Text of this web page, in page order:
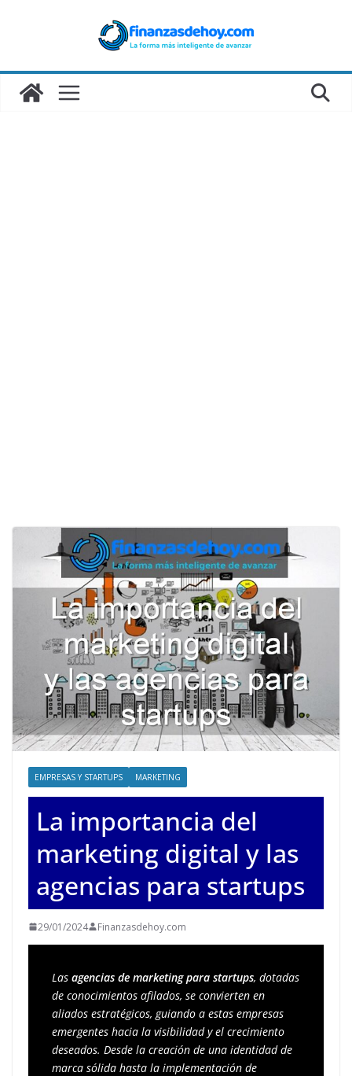
EMPRESAS Y STARTUPS MARKETING
La importancia del
marketing digital y las
agencias para startups
29/01/2024 Finanzasdehoy.com
Las agencias de marketing para startups, dotadas
de conocimientos afilados, se convierten en
aliados estratégicos, guiando a estas empresas
emergentes hacia la visibilidad y el crecimiento
deseados. Desde la creación de una identidad de
marca sólida hasta la implementación de